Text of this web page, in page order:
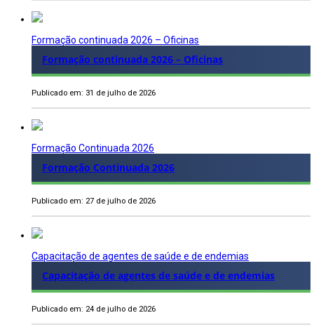
Formação continuada 2026 – Oficinas
Formação continuada 2026 – Oficinas
Publicado em: 31 de julho de 2026
Formação Continuada 2026
Formação Continuada 2026
Publicado em: 27 de julho de 2026
Capacitação de agentes de saúde e de endemias
Capacitação de agentes de saúde e de endemias
Publicado em: 24 de julho de 2026